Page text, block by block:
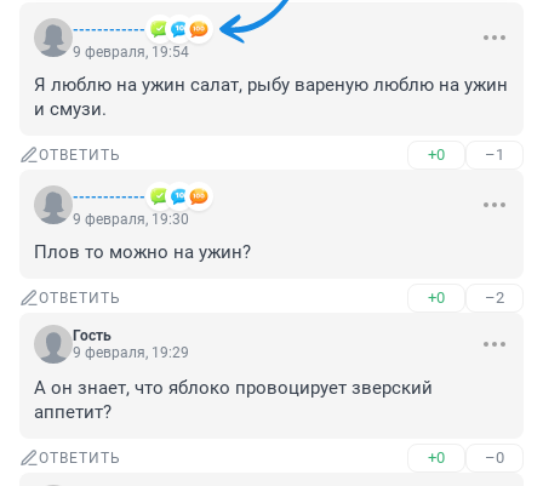
------------
9 февраля, 19:54
Я люблю на ужин салат, рыбу вареную люблю на ужин
и смузи.
ОТВЕТИТЬ +0 –1
------------
9 февраля, 19:30
Плов то можно на ужин?
ОТВЕТИТЬ +0 –2
Гость
9 февраля, 19:29
А он знает, что яблоко провоцирует зверский
аппетит?
ОТВЕТИТЬ +0 –0